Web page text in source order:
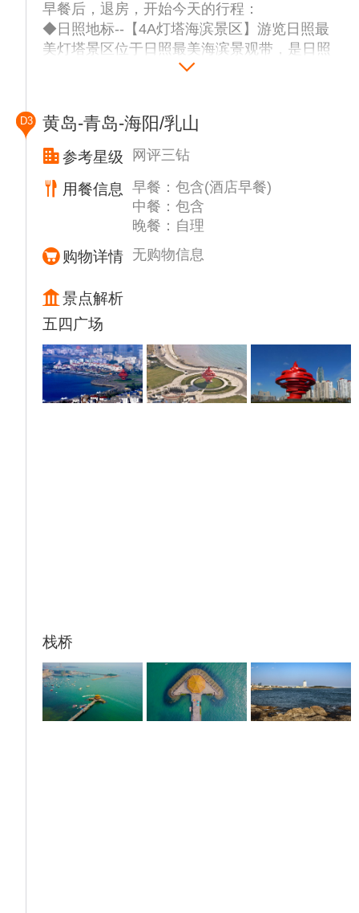
早餐后，退房，开始今天的行程：
◆日照地标--【4A灯塔海滨景区】游览日照最
美灯塔景区位于日照最美海滨景观带，是日照
标志。东临碣石，以观沧海，欣赏黄海的浩
高尔夫球场】（每人体验3-5球）：参加《中
国（日照）全民休闲水上运动会海选赛》️优雅
挥杆，享受贵族GOLF带来的绿色、氧气、阳
光和友谊。
国家AAAA级日照标志性景区◆【万平口景
区】“旅游来日照，必到万平口”已成为各地游
客的共识。万平口景区是日照市区内最大的景
区,以优美宜人的自然环境、湿润清新的空
气、宽阔洁净的沙滩、清澈透明的海水和明媚
灿烂的阳光著称于世；
后车赴青岛黄岛区，◆【海军公园】（游览时
间约30分钟）海军公园是一个军事文化色彩和
自然景观相融合的开放性滨海公园，是国内第
一个建成的海军主题公园。以海军路为轴线，
◆【金沙滩海滨浴场】（自由活动约40 分
钟）：我国沙质最细、面积最大、风景最美的
海水浴场，被称为“亚洲第一滩”。
入住酒店休息，晚餐自理。
D3 黄岛-青岛-海阳/乳山
参考星级 网评三钻
用餐信息
早餐：包含(酒店早餐)
中餐：包含
晚餐：自理
购物详情 无购物信息
景点解析
五四广场
栈桥